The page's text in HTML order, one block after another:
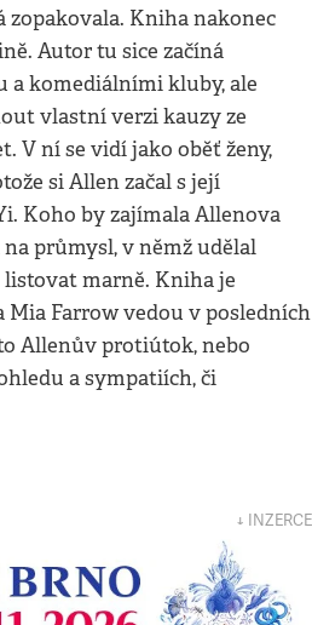
zopakovala. Kniha nakonec
Autor tu sice začíná
komediálními kluby, ale
vlastní verzi kauzy ze
V ní se vidí jako oběť ženy,
si Allen začal s její
Koho by zajímala Allenova
průmysl, v němž udělal
marně. Kniha je
Mia Farrow vedou v posledních
Allenův protiútok, nebo
a sympatiích, či
↓ INZERCE